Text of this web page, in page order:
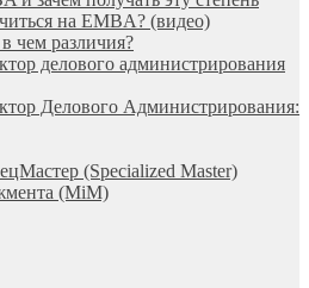
на EMBA? (видео)
чем различия?
делового администрирования
Делового Администрирования:
(Specialized Master)
(MiM)